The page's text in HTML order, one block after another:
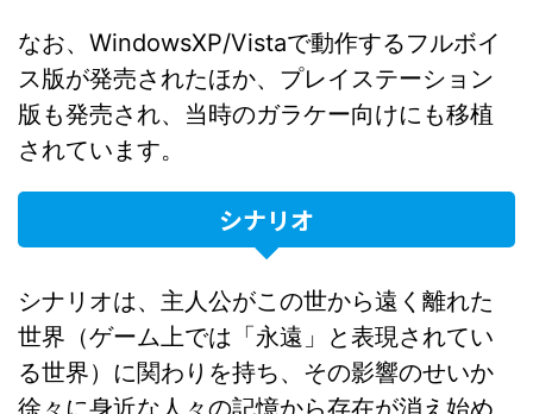
なお、WindowsXP/Vistaで動作するフルボイ
ス版が発売されたほか、プレイステーション
版も発売され、当時のガラケー向けにも移植
されています。
シナリオ
シナリオは、主人公がこの世から遠く離れた
世界（ゲーム上では「永遠」と表現されてい
る世界）に関わりを持ち、その影響のせいか
徐々に身近な人々の記憶から存在が消え始め